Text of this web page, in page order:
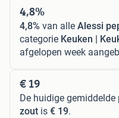
4,8%
4,8% van alle Alessi
categorie Keuken |
afgelopen week
€ 19
De huidige gemiddelde
zout is € 19.